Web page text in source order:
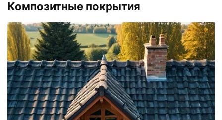
Композитные покрытия